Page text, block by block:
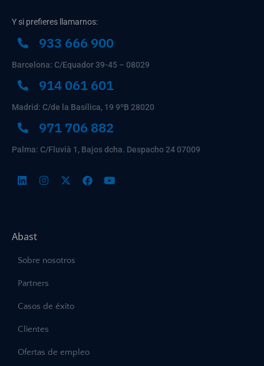
Y si prefieres llamarnos:
933 666 900
Barcelona: C/Equador 39-45 – 08029
914 061 601
Madrid: C/de la Basílica, 19 9ºB 28020
971 706 882
Palma: C/Fluvià 1, Bajos dcha. Despacho 24 07009
Abast
Sobre nosotros
Partners
Casos de éxito
Clientes
Ofertas de empleo